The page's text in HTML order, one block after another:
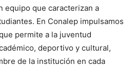
equipo que caracterizan a
En Conalep impulsamos
permite a la juventud
deportivo y cultural,
de la institución en cada